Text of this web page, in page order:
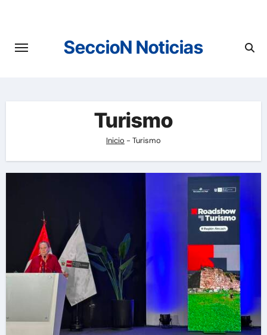
contenido
SeccioN Noticias
Turismo
Inicio - Turismo